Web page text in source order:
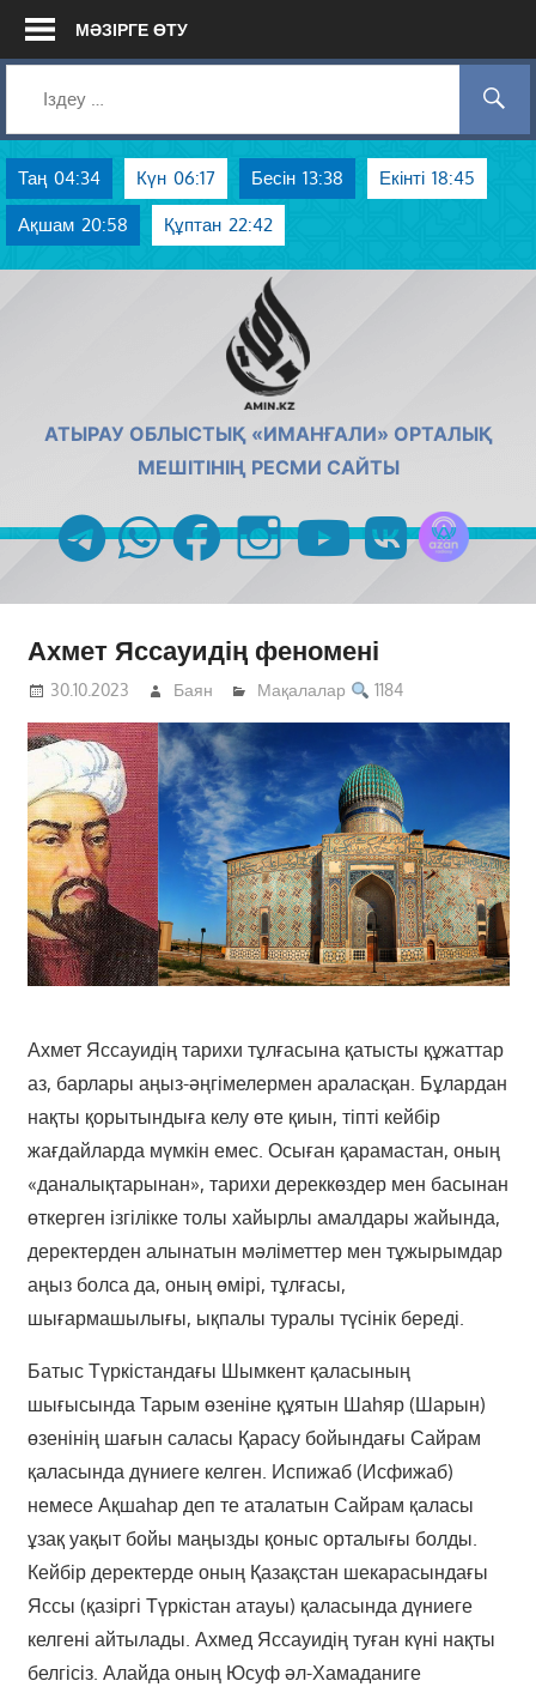
Skip
МӘЗІРГЕ ӨТУ
Таң 04:34 Күн 06:17 Бесін 13:38 Екінті 18:45
Ақшам 20:58 Құптан 22:42
АТЫРАУ ОБЛЫСТЫҚ «ИМАНҒАЛИ» ОРТАЛЫҚ
МЕШІТІНІҢ РЕСМИ САЙТЫ
telegramwhatsappfacebookinstagramyoutubevk
Ахмет Яссауидің феномені
30.10.2023 Баян Мақалалар 1184
Ахмет Яссауидің тарихи тұлғасына қатысты құжаттар
аз, барлары аңыз-әңгімелермен араласқан. Бұлардан
нақты қорытындыға келу өте қиын, тіпті кейбір
жағдайларда мүмкін емес. Осыған қарамастан, оның
«даналықтарынан», тарихи дереккөздер мен басынан
өткерген ізгілікке толы хайырлы амалдары жайында,
деректерден алынатын мәліметтер мен тұжырымдар
аңыз болса да, оның өмірі, тұлғасы,
шығармашылығы, ықпалы туралы түсінік береді.
Батыс Түркістандағы Шымкент қаласының
шығысында Тарым өзеніне құятын Шаһяр (Шарын)
өзенінің шағын саласы Қарасу бойындағы Сайрам
қаласында дүниеге келген. Испижаб (Исфижаб)
немесе Ақшаһар деп те аталатын Сайрам қаласы
ұзақ уақыт бойы маңызды қоныс орталығы болды.
Кейбір деректерде оның Қазақстан шекарасындағы
Яссы (қазіргі Түркістан атауы) қаласында дүниеге
келгені айтылады. Ахмед Яссауидің туған күні нақты
белгісіз. Алайда оның Юсуф әл-Хамаданиге